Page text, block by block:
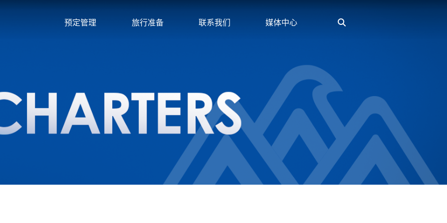
预定管理 旅行准备 联系我们 媒体中心